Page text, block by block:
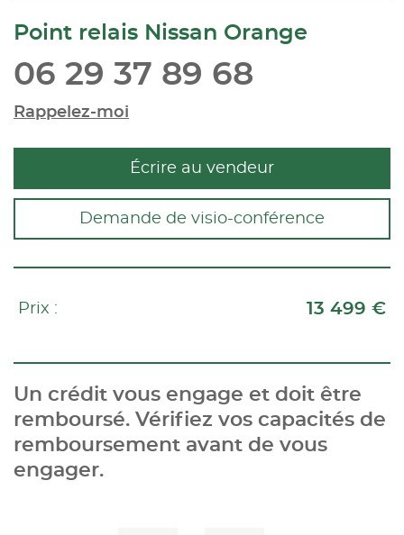
Point relais Nissan Orange
06 29 37 89 68
Rappelez-moi
Écrire au vendeur
Demande de visio-conférence
Prix : 13 499 €
Un crédit vous engage et doit être
remboursé. Vérifiez vos capacités de
remboursement avant de vous
engager.